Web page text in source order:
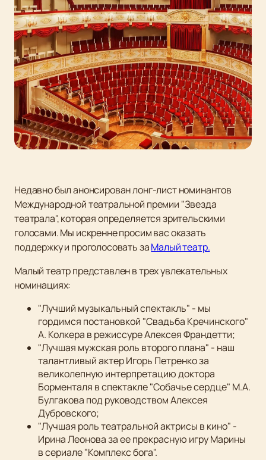
Недавно был анонсирован лонг-лист номинантов
Международной театральной премии "Звезда
театрала", которая определяется зрительскими
голосами. Мы искренне просим вас оказать
поддержку и проголосовать заМалый театр.
Малый театр представлен в трех увлекательных
номинациях:
"Лучший музыкальный спектакль" - мы
гордимся постановкой "Свадьба Кречинского"
А. Колкера в режиссуре Алексея Франдетти;
"Лучшая мужская роль второго плана" - наш
талантливый актер Игорь Петренко за
великолепную интерпретацию доктора
Борменталя в спектакле "Собачье сердце" М.А.
Булгакова под руководством Алексея
Дубровского;
"Лучшая роль театральной актрисы в кино" -
Ирина Леонова за ее прекрасную игру Марины
в сериале "Комплекс бога".